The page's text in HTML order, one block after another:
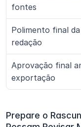
fontes
Polimento final da
redação
Aprovação final
exportação
Prepare o